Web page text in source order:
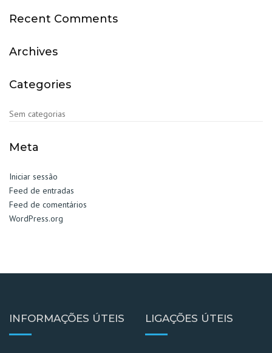
Recent Comments
Archives
Categories
Sem categorias
Meta
Iniciar sessão
Feed de entradas
Feed de comentários
WordPress.org
INFORMAÇÕES ÚTEIS LIGAÇÕES ÚTEIS